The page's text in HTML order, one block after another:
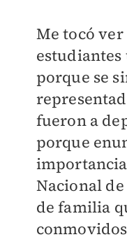
Me tocó
porque se
fueron a
porque
Nacional
de familia